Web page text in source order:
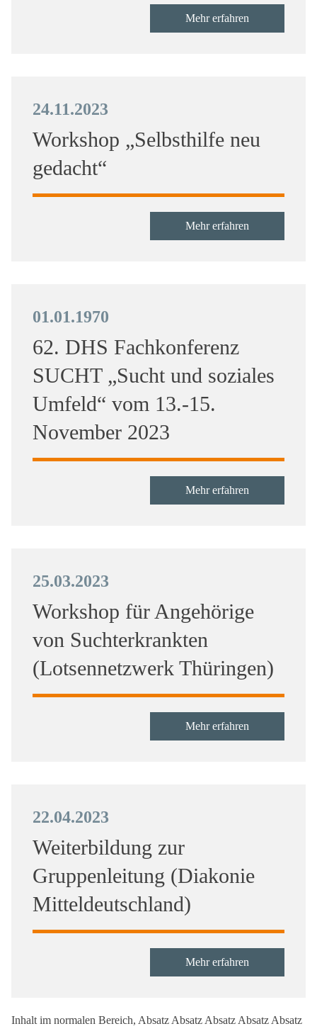
Mehr erfahren
24.11.2023
Workshop „Selbsthilfe neu
gedacht“
Mehr erfahren
01.01.1970
62. DHS Fachkonferenz
SUCHT „Sucht und soziales
Umfeld“ vom 13.-15.
November 2023
Mehr erfahren
25.03.2023
Workshop für Angehörige
von Suchterkrankten
(Lotsennetzwerk Thüringen)
Mehr erfahren
22.04.2023
Weiterbildung zur
Gruppenleitung (Diakonie
Mitteldeutschland)
Mehr erfahren
Inhalt im normalen Bereich, Absatz Absatz Absatz Absatz Absatz